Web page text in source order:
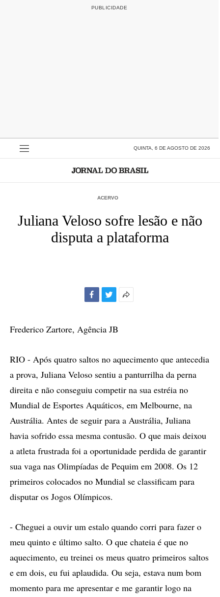
QUINTA, 6 DE AGOSTO DE 2026
ACERVO
Juliana Veloso sofre lesão e não
disputa a plataforma
Frederico Zartore, Agência JB
RIO - Após quatro saltos no aquecimento que antecedia
a prova, Juliana Veloso sentiu a panturrilha da perna
direita e não conseguiu competir na sua estréia no
Mundial de Esportes Aquáticos, em Melbourne, na
Austrália. Antes de seguir para a Austrália, Juliana
havia sofrido essa mesma contusão. O que mais deixou
a atleta frustrada foi a oportunidade perdida de garantir
sua vaga nas Olimpíadas de Pequim em 2008. Os 12
primeiros colocados no Mundial se classificam para
disputar os Jogos Olímpicos.
- Cheguei a ouvir um estalo quando corri para fazer o
meu quinto e último salto. O que chateia é que no
aquecimento, eu treinei os meus quatro primeiros saltos
e em dois, eu fui aplaudida. Ou seja, estava num bom
momento para me apresentar e me garantir logo na